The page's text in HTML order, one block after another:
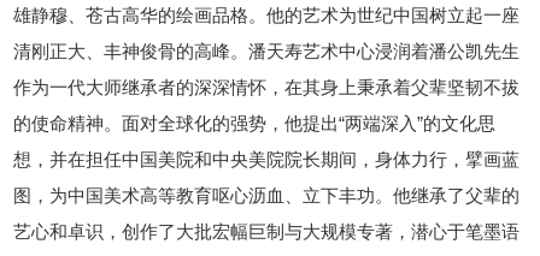
雄静穆、苍古高华的绘画品格。他的艺术为世纪中国树立起一座
清刚正大、丰神俊骨的高峰。潘天寿艺术中心浸润着潘公凯先生
作为一代大师继承者的深深情怀，在其身上秉承着父辈坚韧不拔
的使命精神。面对全球化的强势，他提出“两端深入”的文化思
想，并在担任中国美院和中央美院院长期间，身体力行，擘画蓝
图，为中国美术高等教育呕心沥血、立下丰功。他继承了父辈的
艺心和卓识，创作了大批宏幅巨制与大规模专著，潜心于笔墨语